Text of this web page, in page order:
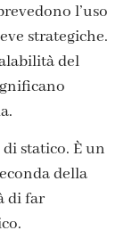
l’uso
strategiche.
del
statico. È un
della
di far